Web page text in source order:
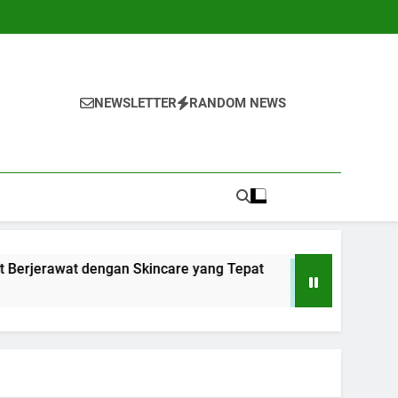
NEWSLETTER RANDOM NEWS
Skincare yang Tepat
1 Tahun Ago